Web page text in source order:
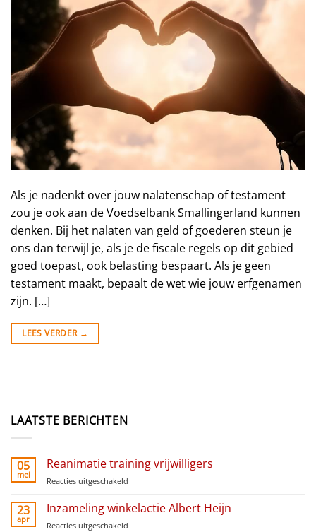
Als je nadenkt over jouw nalatenschap of testament
zou je ook aan de Voedselbank Smallingerland kunnen
denken. Bij het nalaten van geld of goederen steun je
ons dan terwijl je, als je de fiscale regels op dit gebied
goed toepast, ook belasting bespaart. Als je geen
testament maakt, bepaalt de wet wie jouw erfgenamen
zijn. […]
LEES VERDER →
LAATSTE BERICHTEN
05
mei
Reanimatie training vrijwilligers
Reacties uitgeschakeld
training
23
apr
Inzameling winkelactie Albert Heijn
Reacties uitgeschakeld